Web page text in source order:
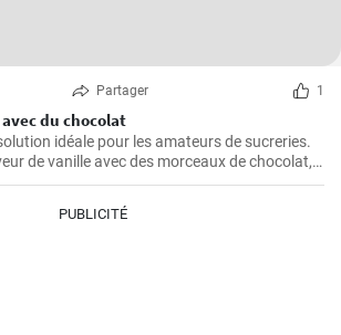
Partager 1
du chocolat
idéale pour les amateurs de sucreries.
de vanille avec des morceaux de chocolat,
irrésistible.
PUBLICITÉ